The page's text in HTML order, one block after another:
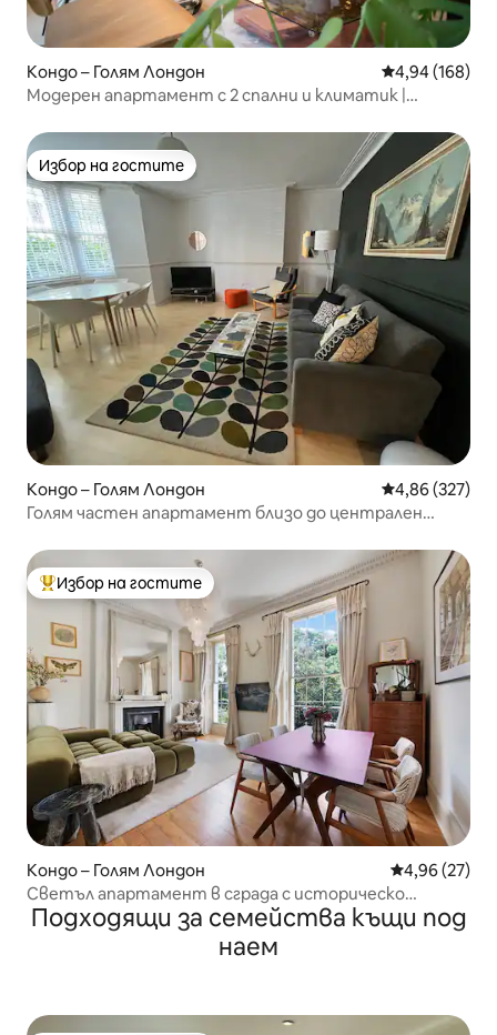
Кондо – Голям Лондон Средна
4,94 (168)
Модерен апартамент с 2 спални и климатик |
Избор на гостите
Избор на гостите
Кондо – Голям Лондон Средна
4,86 (327)
Голям частен апартамент близо до централен
Най-популярен избор на гостите
Избор на гостите
Кондо – Голям Лондон Средна
4,96 (27)
Светъл апартамент в сграда с историческо
значение с модерен щрих
Подходящи за семейства къщи под
наем